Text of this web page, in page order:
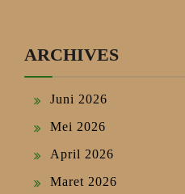
ARCHIVES
Juni 2026
Mei 2026
April 2026
Maret 2026